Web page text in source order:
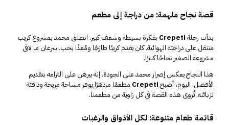
قصة نجاح ملهمة: من دراجة إلى مطعم
بدأت رحلةCrepeti بفكرة بسيطة وشغف كبير. انطلق محمد بمشروع كريب
متنقل على دراجته الهوائية. كان يقدم كريبًا طازجًا ومُعدًا بحب. سرعان ما لاقى
مشروعه الصغير نجاحًا كبيرًا.
هذا النجاح يعكس إصرار محمد على الجودة. إنه يبرهن على التزامه بتقديم
الأفضل. اليوم، أصبحCrepeti مطعمًا مزدهرًا يوفر مساحة مريحة ودافئة
لزبائنه. تُروى هذه القصة في كل زاوية من مطعمنا.
قائمة طعام متنوعة: لكل الأذواق والرغبات